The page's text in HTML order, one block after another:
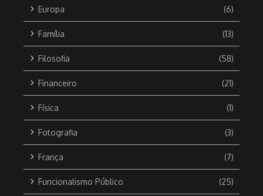
Europa (6)
Família (13)
Filosofia (58)
Financeiro (21)
Física (1)
Fotografia (3)
França (7)
Funcionalismo Público (25)